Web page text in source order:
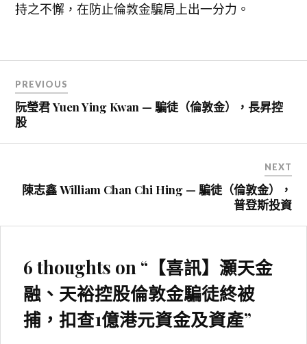
持之不懈，在防止倫敦金騙局上出一分力。
章
導
覽
PREVIOUS
阮瑩君 Yuen Ying Kwan — 騙徒（倫敦金），長昇控
股
NEXT
陳志鑫 William Chan Chi Hing — 騙徒（倫敦金），
普登斯投資
6 thoughts on “ 【喜訊】灝天金
融、天裕控股倫敦金騙徒終被
捕，扣查1億港元資金及資產”